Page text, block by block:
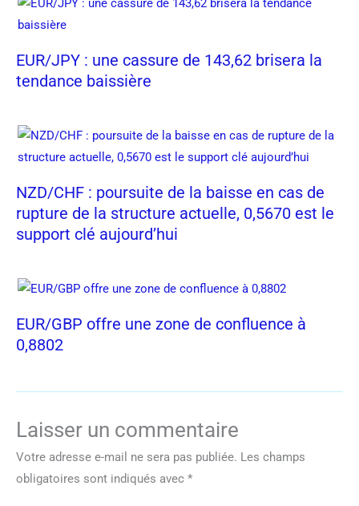
EUR/JPY : une cassure de 143,62 brisera la
tendance baissière
NZD/CHF : poursuite de la baisse en cas de
rupture de la structure actuelle, 0,5670 est le
support clé aujourd’hui
EUR/GBP offre une zone de confluence à
0,8802
Laisser un commentaire
Votre adresse e-mail ne sera pas publiée. Les champs
obligatoires sont indiqués avec *